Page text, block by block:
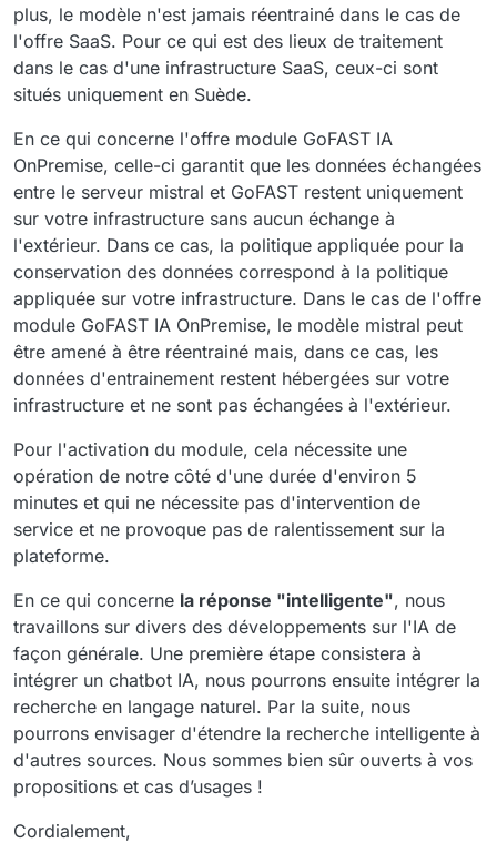
plus, le modèle n'est jamais réentrainé dans le cas de
l'offre SaaS. Pour ce qui est des lieux de traitement
dans le cas d'une infrastructure SaaS, ceux-ci sont
situés uniquement en Suède.
En ce qui concerne l'offre module GoFAST IA
OnPremise, celle-ci garantit que les données échangées
entre le serveur mistral et GoFAST restent uniquement
sur votre infrastructure sans aucun échange à
l'extérieur. Dans ce cas, la politique appliquée pour la
conservation des données correspond à la politique
appliquée sur votre infrastructure. Dans le cas de l'offre
module GoFAST IA OnPremise, le modèle mistral peut
être amené à être réentrainé mais, dans ce cas, les
données d'entrainement restent hébergées sur votre
infrastructure et ne sont pas échangées à l'extérieur.
Pour l'activation du module, cela nécessite une
opération de notre côté d'une durée d'environ 5
minutes et qui ne nécessite pas d'intervention de
service et ne provoque pas de ralentissement sur la
plateforme.
En ce qui concerne la réponse "intelligente", nous
travaillons sur divers des développements sur l'IA de
façon générale. Une première étape consistera à
intégrer un chatbot IA, nous pourrons ensuite intégrer la
recherche en langage naturel. Par la suite, nous
pourrons envisager d'étendre la recherche intelligente à
d'autres sources. Nous sommes bien sûr ouverts à vos
propositions et cas d’usages !
Cordialement,